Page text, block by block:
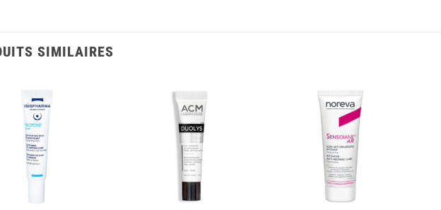
SIMILAIRES